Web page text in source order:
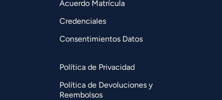
Acuerdo Matrícula
Credenciales
Consentimientos Datos
Política de Privacidad
Política de Devoluciones y
Reembolsos